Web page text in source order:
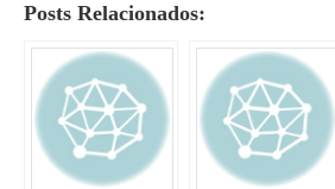
Posts Relacionados: